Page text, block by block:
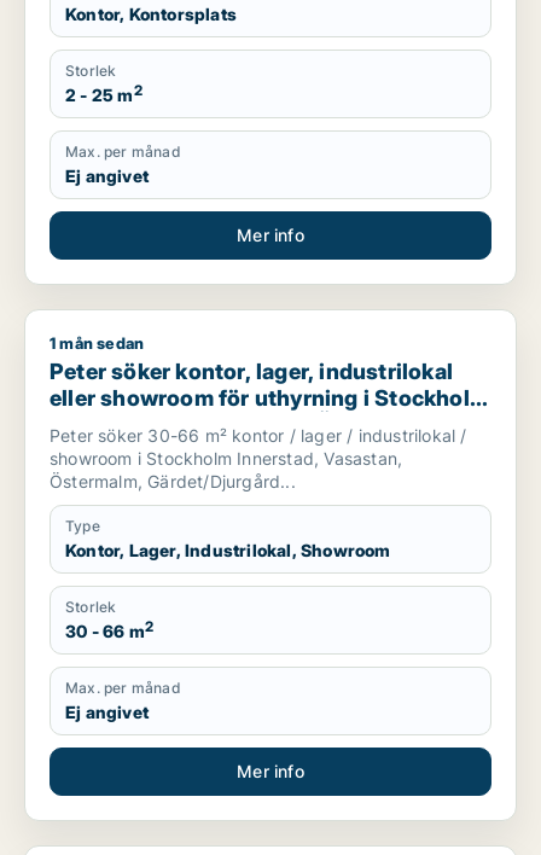
Kontor, Kontorsplats
Storlek
2 - 25 m2
Max. per månad
Ej angivet
Mer info
Peter söker kontor, lager, industrilokal eller showroom för
1 mån sedan
Peter söker kontor, lager, industrilokal
eller showroom för uthyrning i Stockholm
Innerstad, Vasastan eller Östermalm m.fl.
Peter söker 30-66 m² kontor / lager / industrilokal /
showroom i Stockholm Innerstad, Vasastan,
Östermalm, Gärdet/Djurgård...
Type
Kontor, Lager, Industrilokal, Showroom
Storlek
30 - 66 m2
Max. per månad
Ej angivet
Mer info